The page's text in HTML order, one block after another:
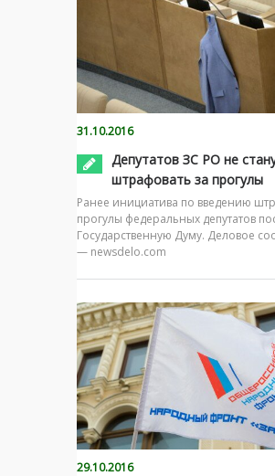
31.10.2016
Депутатов ЗС РО не
штрафовать за прогулы
Ранее инициатива по введению
прогулы федеральных депутатов
Государственную Думу. Деловое
— newsdelo.com
29.10.2016